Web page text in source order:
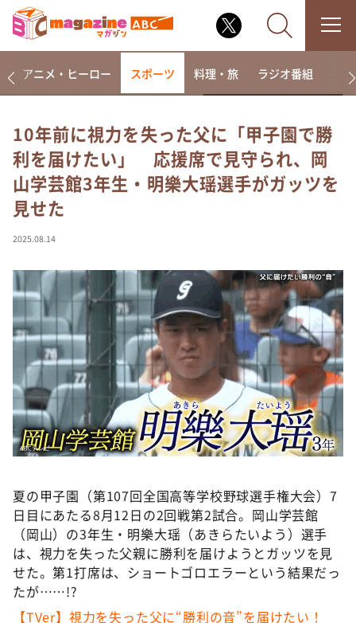
なるみ・岡村の過ぎるTV
相席食堂
これ余談なんですけど・・・
～人生密着トークバラエティ！～ やすとものいたっ
て真剣です
探偵！ナイトスクープ
news おかえり
河合＆A.B.C-Z塚田×福井アナ「なんでやねん！？」
（news おかえり）
DAIGOも台所 ～きょうの献立 何にする？～
本日はダイアンなり！シーズン２
朝だ！生です旅サラダ
教えて！ニュースライブ 正義のミカタ
新婚さんいらっしゃい！
ポツンと一軒家
ザキ山小屋本館
ぺこぱのまるスポ
アナ回覧板
アニメ・ヒーロー スポーツ 料理・旅 ラジオ番組 そ
10年前に視力を失った父に「甲子園で勝
利を届けたい」 応援席で見守られ、岡
山学芸館3年生・明樂大瑶選手がガッツを
見せた
2025.08.14
夏の甲子園（第107回全国高等学校野球選手権大会）7
日目にあたる8月12日の2回戦第2試合。岡山学芸館
（岡山）の3年生・明樂大瑶（あきらたいよう）選手
は、視力を失った父親に勝利を届けようとガッツを見
せた。第1打席は、ショートゴロエラーという結果だっ
たが……!?
【TVer】視力を失った父に“勝利の音”を届けたい！